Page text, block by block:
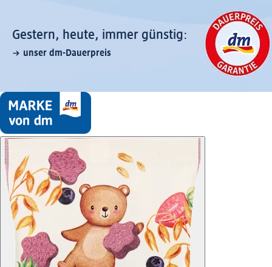
Gestern, heute, immer günstig:
unser dm-Dauerpreis